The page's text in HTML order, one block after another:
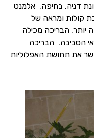
דניה, בחיפה. אלמנט
קולות ומראה של
יותר. הבריכה מכילה
הסביבה. הבריכה
את תחושת האפלוליות